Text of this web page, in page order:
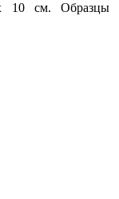
см. Образцы